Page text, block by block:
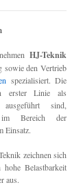
HJ-Teknik
sowie den Vertrieb
spezialisiert. Die
erster Linie als
ausgeführt sind,
Bereich der
Einsatz.
zeichnen sich
Belastbarkeit
aus.